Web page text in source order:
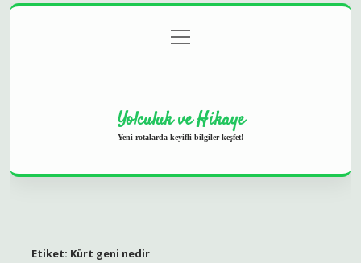
Gizlilik Politikası
menüyü
aç
Yolculuk ve Hikaye
Yeni rotalarda keyifli bilgiler keşfet!
Etiket: Kürt geni nedir